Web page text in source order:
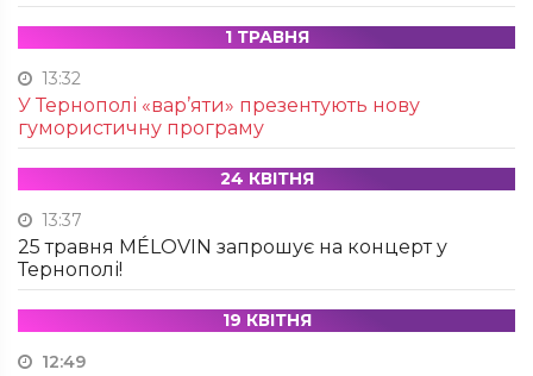
1 ТРАВНЯ
13:32
У Тернополі «вар’яти» презентують нову
гумористичну програму
24 КВІТНЯ
13:37
25 травня MÉLOVIN запрошує на концерт у
Тернополі!
19 КВІТНЯ
12:49